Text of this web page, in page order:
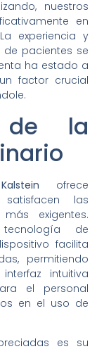
nuestros
en
experiencia y
pacientes se
ha estado a
factor crucial
de la
Kalstein ofrece
las
exigentes.
de
facilita
permitiendo
intuitiva
el personal
en el uso de
es su